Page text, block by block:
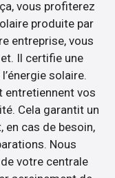
vous profiterez
produite par
entreprise, vous
Il certifie une
solaire.
entretiennent vos
Cela garantit un
en cas de besoin,
Nous
votre centrale